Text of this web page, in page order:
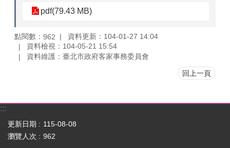
pdf(79.43 MB)
點閱數： 962
資料更新：104-01-27 14:04
資料檢視：104-05-21 15:54
資料維護：臺北市政府客家事務委員會
回上一頁
:::
更新日期
115-08-08
瀏覽人次
962